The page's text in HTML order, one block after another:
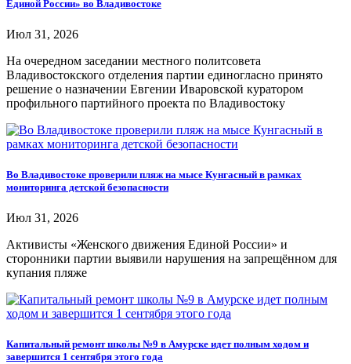
Единой России» во Владивостоке
Июл 31, 2026
На очередном заседании местного политсовета
Владивостокского отделения партии единогласно принято
решение о назначении Евгении Иваровской куратором
профильного партийного проекта по Владивостоку
Во Владивостоке проверили пляж на мысе Кунгасный в рамках
мониторинга детской безопасности
Июл 31, 2026
Активисты «Женского движения Единой России» и
сторонники партии выявили нарушения на запрещённом для
купания пляже
Капитальный ремонт школы №9 в Амурске идет полным ходом и
завершится 1 сентября этого года